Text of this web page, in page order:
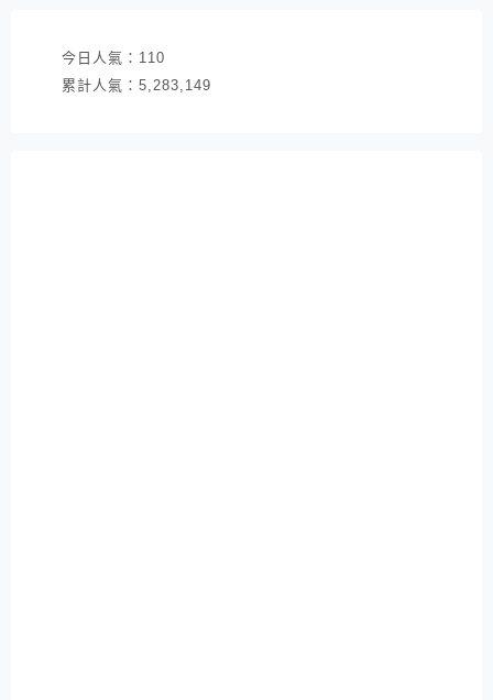
今日人氣： 110
累計人氣： 5,283,149